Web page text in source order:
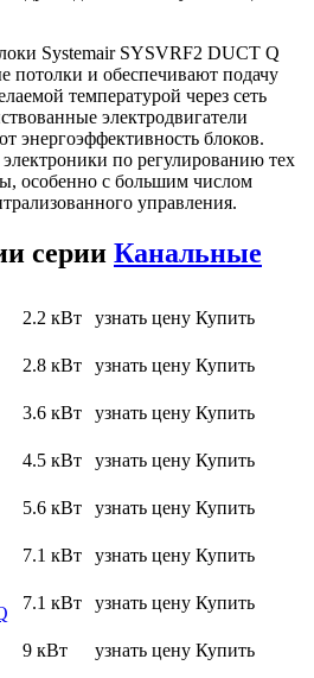
Systemair SYSVRF2 DUCT Q
потолки и обеспечивают подачу
температурой через сеть
электродвигатели
энергоэффективность блоков.
по регулированию тех
особенно с большим числом
управления.
серии Канальные
2.2 кВт узнать цену Купить
2.8 кВт узнать цену Купить
3.6 кВт узнать цену Купить
4.5 кВт узнать цену Купить
5.6 кВт узнать цену Купить
7.1 кВт узнать цену Купить
7.1 кВт узнать цену Купить
9 кВт узнать цену Купить